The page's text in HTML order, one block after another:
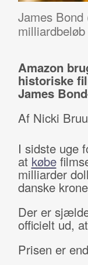
James
Amazon
historiske
James
Af Nicki
I sidste uge
at købe
milliarder
danske
Der er
officielt ud,
Prisen er